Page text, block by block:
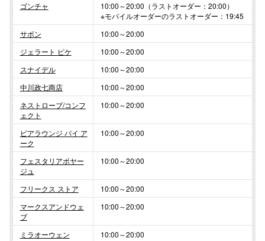
ゴンチャ
10:00～20:00（ラストオーダー：20:00）
※モバイルオーダーのラストオーダー：19:45
サボン
10:00～20:00
ジェラート ピケ
10:00～20:00
スナイデル
10:00～20:00
中川政七商店
10:00～20:00
ネストローブ/コンフ
ェクト
10:00～20:00
ピアラウンジ バイ ア
ーク
10:00～20:00
フェスタリアボヤー
ジュ
10:00～20:00
フリークス ストア
10:00～20:00
マークスアンドウェ
ブ
10:00～20:00
ミラオーウェン
10:00～20:00